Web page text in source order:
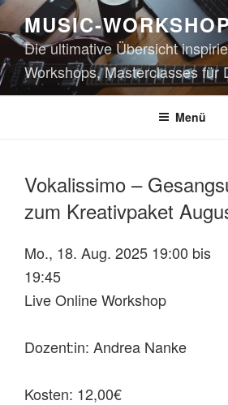
Zum
Inhalt
springen
MUSIC-
Die ultimative Übersicht
Workshops, Masterclasses für
Menü
Vokalissimo –
zum Kreativpaket
Mo., 18. Aug. 2025 19:00 bis
19:45
Live Online Workshop
Dozent:in: Andrea Nanke
Kosten: 12,00€